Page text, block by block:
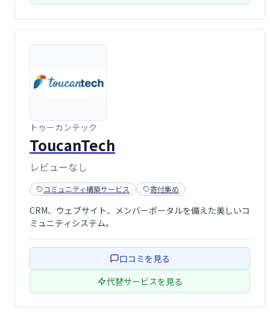
トゥーカンテック
ToucanTech
レビューなし
コミュニティ構築サービス 寄付集め
CRM、ウェブサイト、メンバーポータルを備えた美しいコ
ミュニティシステム。
口コミを見る
代替サービスを見る